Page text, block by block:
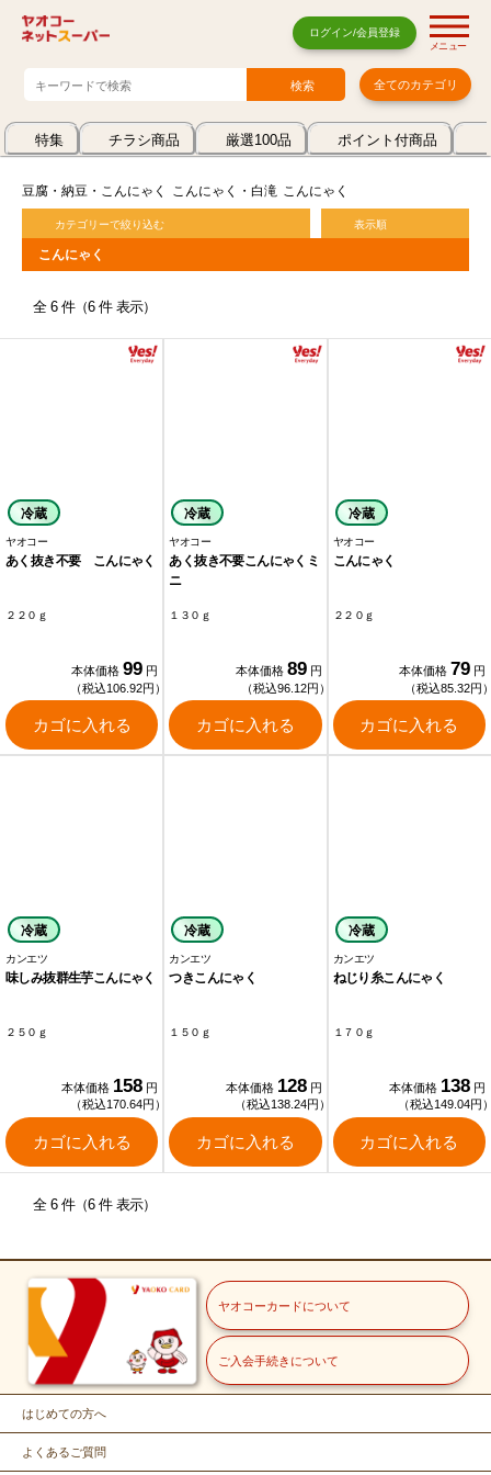
ログイン/会員登録
メニュー
全てのカテゴリ
特集 チラシ商品 厳選100品 ポイント付商品
豆腐・納豆・こんにゃく こんにゃく・白滝 こんにゃく
カテゴリーで絞り込む 表示順
こんにゃく
全 6 件（6 件 表示）
冷蔵
ヤオコー
あく抜き不要 こんにゃく
２２０ｇ
本体価格 99 円
（税込106.92円）
カゴに入れる
冷蔵
ヤオコー
あく抜き不要こんにゃくミ
ニ
１３０ｇ
本体価格 89 円
（税込96.12円）
カゴに入れる
冷蔵
ヤオコー
こんにゃく
２２０ｇ
本体価格 79 円
（税込85.32円
カゴに入れる
冷蔵
カンエツ
味しみ抜群生芋こんにゃく
２５０ｇ
本体価格 158 円
（税込170.64円）
カゴに入れる
冷蔵
カンエツ
つきこんにゃく
１５０ｇ
本体価格 128 円
（税込138.24円）
カゴに入れる
冷蔵
カンエツ
ねじり糸こんにゃく
１７０ｇ
本体価格 138 円
（税込149.04円
カゴに入れる
全 6 件（6 件 表示）
ヤオコーカードについて
ご入会手続きについて
はじめての方へ
よくあるご質問